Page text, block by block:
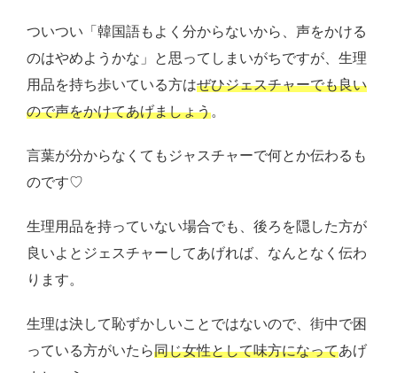
ついつい「韓国語もよく分からないから、声をかける
のはやめようかな」と思ってしまいがちですが、生理
用品を持ち歩いている方はぜひジェスチャーでも良い
ので声をかけてあげましょう。
言葉が分からなくてもジャスチャーで何とか伝わるも
のです♡
生理用品を持っていない場合でも、後ろを隠した方が
良いよとジェスチャーしてあげれば、なんとなく伝わ
ります。
生理は決して恥ずかしいことではないので、街中で困
っている方がいたら同じ女性として味方になってあげ